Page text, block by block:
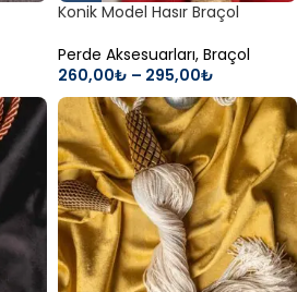
Konik Model Hasır Braçol
Perde Aksesuarları, Braçol
260,00₺ – 295,00₺